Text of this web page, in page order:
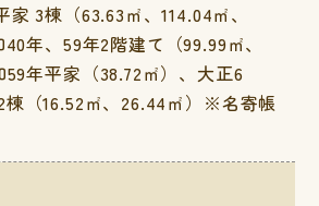
家 3棟（63.63㎡、114.04㎡、
年、59年2階建て（99.99㎡、
年平家（38.72㎡）、大正6
（16.52㎡、26.44㎡）※名寄帳